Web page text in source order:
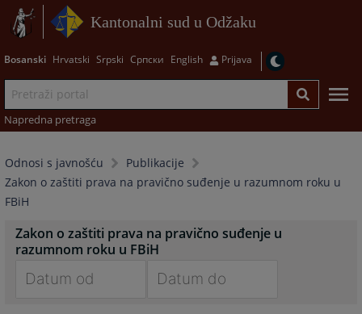
Kantonalni sud u Odžaku
Bosanski Hrvatski Srpski Српски English Prijava
Napredna pretraga
Odnosi s javnošću
Publikacije
Zakon o zaštiti prava na pravično suđenje u razumnom roku u
FBiH
Zakon o zaštiti prava na pravično suđenje u
razumnom roku u FBiH